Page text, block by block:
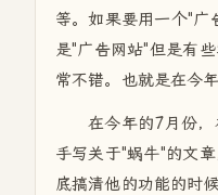
等。如果要用一个"广
是"广告网站"但是有
常不错。也就是在今
在今年的7月份
手写关于"蜗牛"的文
底搞清他的功能的时